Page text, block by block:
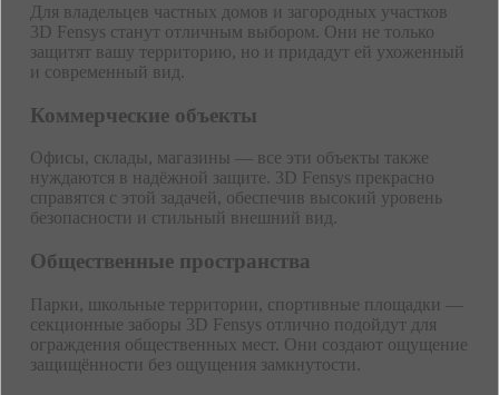
Для владельцев частных домов и загородных участков
3D Fensys станут отличным выбором. Они не только
защитят вашу территорию, но и придадут ей ухоженный
и современный вид.
Коммерческие объекты
Офисы, склады, магазины — все эти объекты также
нуждаются в надёжной защите. 3D Fensys прекрасно
справятся с этой задачей, обеспечив высокий уровень
безопасности и стильный внешний вид.
Общественные пространства
Парки, школьные территории, спортивные площадки —
секционные заборы 3D Fensys отлично подойдут для
ограждения общественных мест. Они создают ощущение
защищённости без ощущения замкнутости.